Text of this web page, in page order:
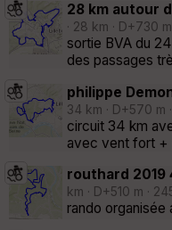
28 km autour
· 28 km · D+730
sortie BVA du
des passages
philippe
34 km · D+570 m
circuit 34 km
avec vent fort +
routhard 2019
km · D+510 m ·
rando